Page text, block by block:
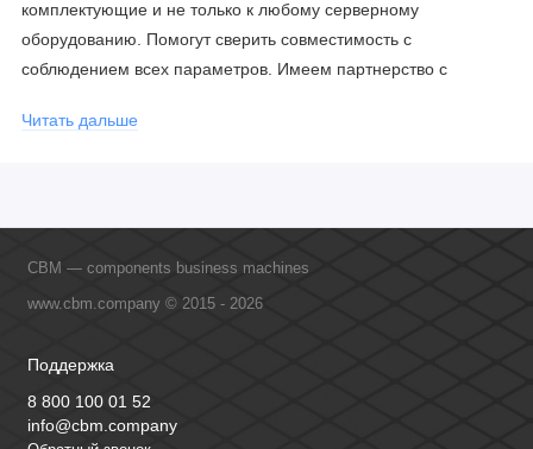
комплектующие и не только к любому серверному
оборудованию. Помогут сверить совместимость с
соблюдением всех параметров. Имеем партнерство с
обучение сотрудников, что позволяет исключить ошибки даже
Читать дальше
CBM — components business machines
www.cbm.company © 2015 - 2026
Поддержка
8 800 100 01 52
info@cbm.company